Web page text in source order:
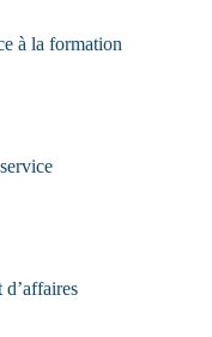
à la formation
d’affaires